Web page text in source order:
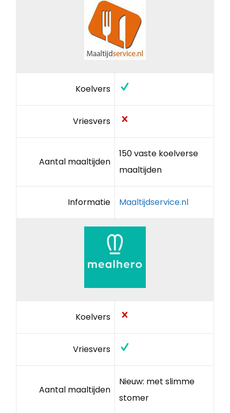
Koelvers
Vriesvers
Aantal maaltijden
150 vaste koelverse
maaltijden
Informatie Maaltijdservice.nl
Koelvers
Vriesvers
Aantal maaltijden
Nieuw: met slimme
stomer